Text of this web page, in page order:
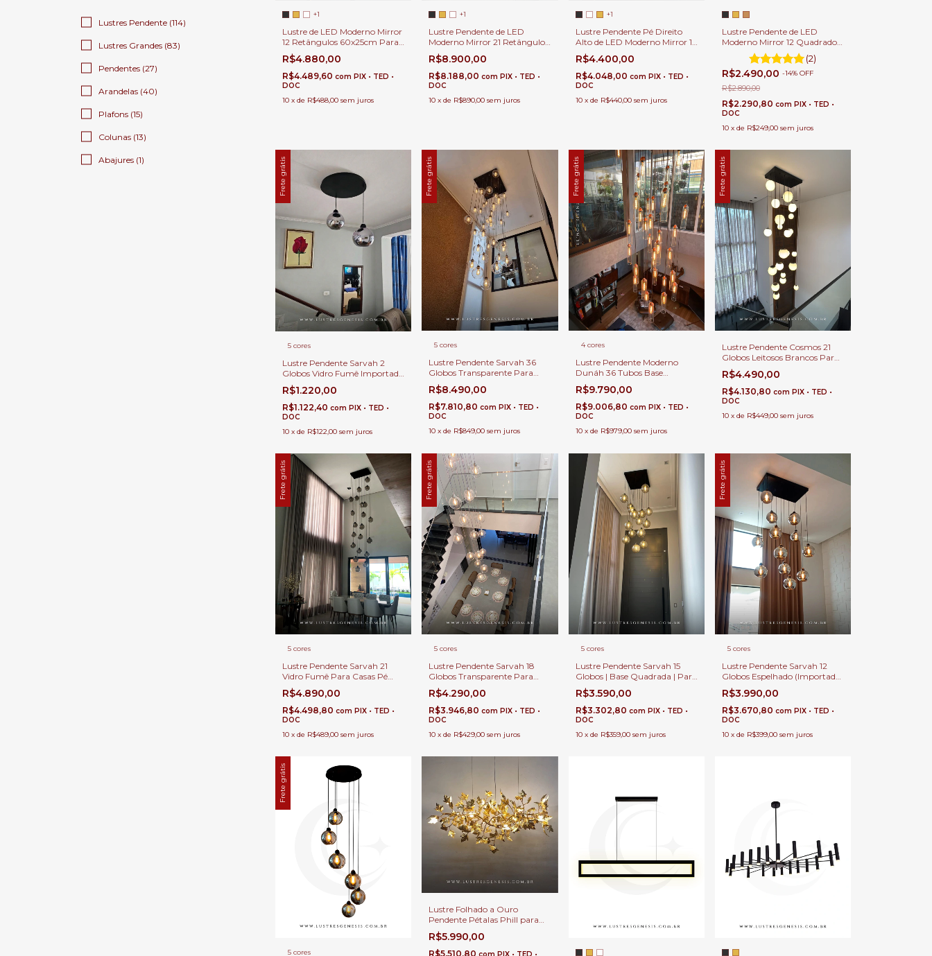
Lustres Pendente (114)
Lustres Grandes (83)
Pendentes (27)
Arandelas (40)
Plafons (15)
Colunas (13)
Abajures (1)
+1
Lustre de LED Moderno Mirror
12 Retângulos 60x25cm Para
Casas Pé Direito Duplo e Alto
R$4.880,00
R$4.489,60 com PIX • TED •
DOC
10 x de R$488,00 sem juros
+1
Lustre Pendente de LED
Moderno Mirror 21 Retângulos
60x25cm Para Casas Pé
Direito Duplo e Alto
R$8.900,00
R$8.188,00com PIX • TED •
DOC
10 xde R$890,00 sem juros
+1
Lustre Pendente Pé Direito
Alto de LED Moderno Mirror 12
Retângulos Para Hall de
Entrada
R$4.400,00
R$4.048,00 com PIX • TED •
DOC
10 x de R$440,00 sem juros
Lustre Pendente de LED
Moderno Mirror 12 Quadrados
/ Retângulos 30x15cm Para
Casas Pé Direito Duplo e Alto
(2)
R$2.490,00 -14% OFF
R$2.890,00
R$2.290,80 com PIX • TED •
DOC
10 x de R$249,00 sem juros
Frete grátis
5 cores
Lustre Pendente Sarvah 2
Globos Vidro Fumê Importado
para Mesa de Jantar, Sala
Estar e Escritório
R$1.220,00
R$1.122,40 com PIX • TED •
DOC
10 x de R$122,00 sem juros
Frete grátis
5 cores
Lustre Pendente Sarvah 36
Globos Transparente Para
Casas Pé Direito Duplo e Alto.
R$8.490,00
R$7.810,80com PIX • TED •
DOC
10 xde R$849,00 sem juros
Frete grátis
4 cores
Lustre Pendente Moderno
Dunáh 36 Tubos Base
Quadrada Para Casas Pé
Direito Duplo e Alto
R$9.790,00
R$9.006,80 com PIX • TED •
DOC
10 x de R$979,00 sem juros
Frete grátis
Lustre Pendente Cosmos 21
Globos Leitosos Brancos Para
Casas Pé Direito Duplo e Alto.
R$4.490,00
R$4.130,80 com PIX • TED •
DOC
10 x de R$449,00 sem juros
Frete grátis
5 cores
Lustre Pendente Sarvah 21
Vidro Fumê Para Casas Pé
Direito Duplo
R$4.890,00
R$4.498,80 com PIX • TED •
DOC
10 x de R$489,00 sem juros
Frete grátis
5 cores
Lustre Pendente Sarvah 18
Globos Transparente Para
Casas Pé Direito Duplo e Alto.
R$4.290,00
R$3.946,80com PIX • TED •
DOC
10 xde R$429,00 sem juros
5 cores
Lustre Pendente Sarvah 15
Globos | Base Quadrada | Para
Casas Pé Direito Duplo e Alto
R$3.590,00
R$3.302,80 com PIX • TED •
DOC
10 x de R$359,00 sem juros
Frete grátis
5 cores
Lustre Pendente Sarvah 12
Globos Espelhado (Importado)
Para Casas Pé Direito Duplo,
Alto, Escadas e Hall de
Entrada.
R$3.990,00
R$3.670,80 com PIX • TED •
DOC
10 x de R$399,00 sem juros
Frete grátis
5 cores
Lustre Folhado a Ouro
Pendente Pétalas Phill para
Sala de Jantar, Quartos, Sala
de Estar e Escritórios
R$5.990,00
R$5.510,80com PIX • TED •